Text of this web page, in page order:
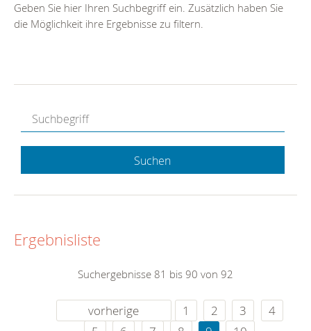
Geben Sie hier Ihren Suchbegriff ein. Zusätzlich haben Sie
die Möglichkeit ihre Ergebnisse zu filtern.
Suchen
Ergebnisliste
Suchergebnisse 81 bis 90 von 92
vorherige 1 2 3
4